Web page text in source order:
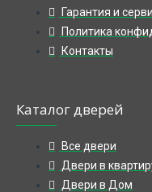
Гарантия и
Политика
Контакты
Каталог дверей
Все двери
Двери в
Двери в Дом